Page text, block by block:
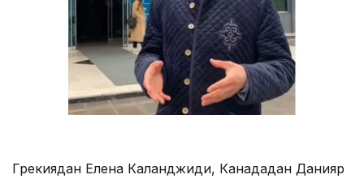
Грекиядан Елена Каланджиди, Канададан Данияр